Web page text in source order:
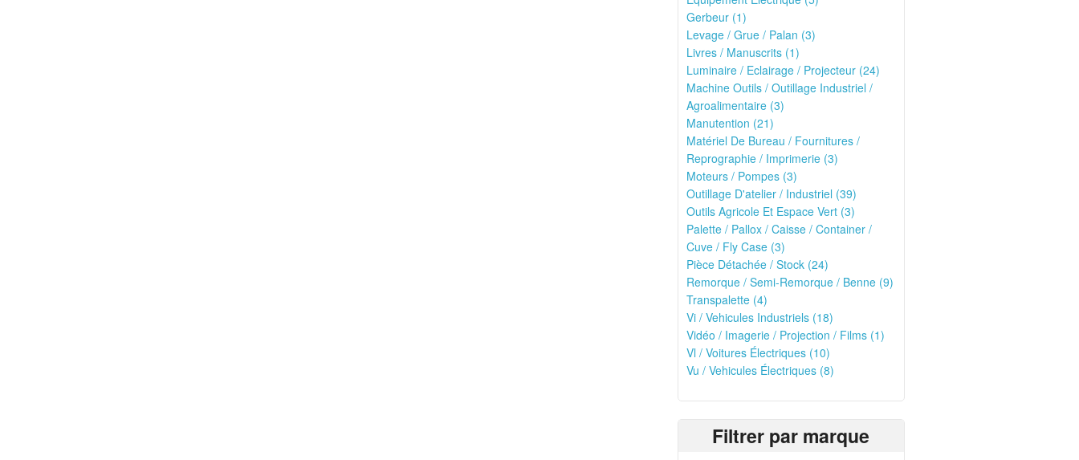
Gerbeur (1)
Levage / Grue / Palan (3)
Livres / Manuscrits (1)
Luminaire / Eclairage / Projecteur (24)
Machine Outils / Outillage Industriel /
Agroalimentaire (3)
Manutention (21)
Matériel De Bureau / Fournitures /
Reprographie / Imprimerie (3)
Moteurs / Pompes (3)
Outillage D'atelier / Industriel (39)
Outils Agricole Et Espace Vert (3)
Palette / Pallox / Caisse / Container /
Cuve / Fly Case (3)
Pièce Détachée / Stock (24)
Remorque / Semi-Remorque / Benne (9)
Transpalette (4)
Vi / Vehicules Industriels (18)
Vidéo / Imagerie / Projection / Films (1)
Vl / Voitures Électriques (10)
Vu / Vehicules Électriques (8)
Filtrer par marque